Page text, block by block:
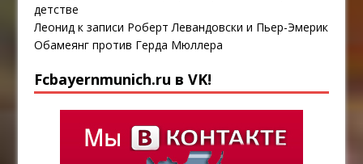
детстве
Леонид к записи Роберт Левандовски и Пьер-Эмерик
Обамеянг против Герда Мюллера
Fcbayernmunich.ru в VK!